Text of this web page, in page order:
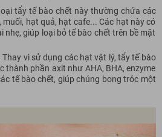
tẩy tế bào chết này thường chứa các
hạt quả, hạt cafe... Các hạt này có
nhẹ, giúp loại bỏ tế bào chết trên bề mặt
Thay vì sử dụng các hạt vật lý, tẩy tế bào
thành phần axit như AHA, BHA, enzyme
tế bào chết, giúpchúng bong tróc một